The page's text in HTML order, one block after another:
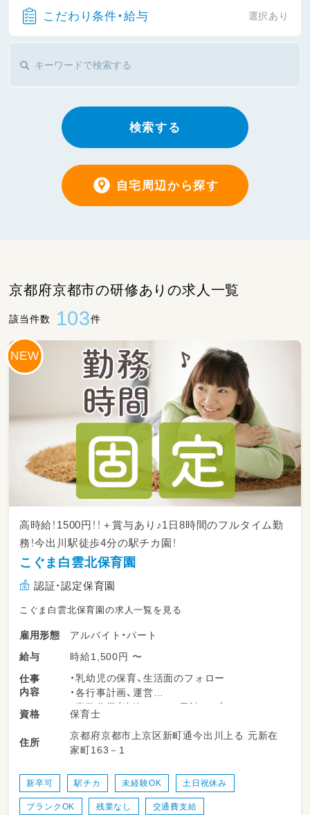
こだわり条件・給与 選択あり
検索する
自宅周辺から探す
京都府京都市の研修ありの求人一覧
該当件数 103件
高時給！1500円！！＋賞与あり♪1日8時間のフルタイム勤
務！今出川駅徒歩4分の駅チカ園！
こぐま白雲北保育園
認証・認定保育園
こぐま白雲北保育園の求人一覧を見る
雇用形態
アルバイト・パート
給与
時給1,500円 〜
仕事
内容
・乳幼児の保育、生活面のフォロー
・各行事計画、運営
・事務作業（連絡ノート、日誌など）
・保護者対応
・遊び（工作、散歩、お絵かき、音楽など）
・雑務（清掃など）
新人の先生には、サポートする先生がつくよう
制度を設けているので安心してお仕事を覚えら
れます！
資格 保育士
住所
京都府京都市上京区新町通今出川上る 元新在
家町163－1
新卒可 駅チカ 未経験OK 土日祝休み
ブランクOK 残業なし 交通費支給